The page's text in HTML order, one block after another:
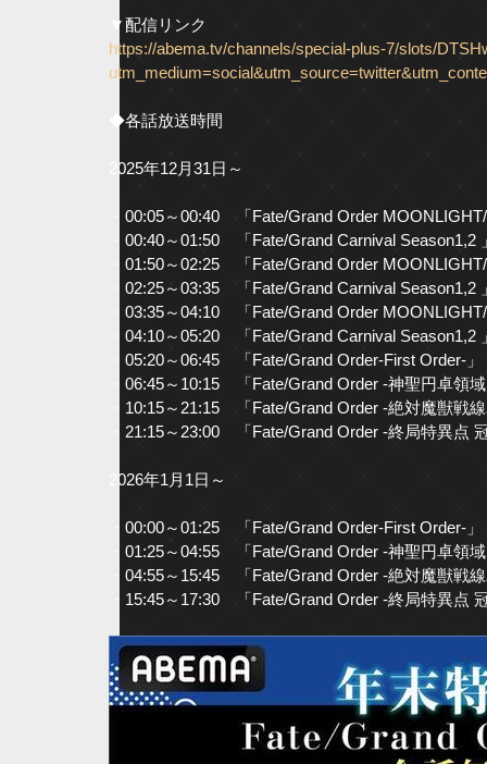
▼配信リンク
https://abema.tv/channels/special-plus-7/slots/
◆各話放送時間
2025年12月31日～
・00:05～00:40 「Fate/Grand Order
・00:40～01:50 「Fate/Grand Carnival Season1,2
・01:50～02:25 「Fate/Grand Order
・02:25～03:35 「Fate/Grand Carnival Season1,2
・03:35～04:10 「Fate/Grand Order
・04:10～05:20 「Fate/Grand Carnival Season1,2
・05:20～06:45 「Fate/Grand Order-First Order-」
・06:45～10:15 「Fate/Grand Order -神聖円卓領
・10:15～21:15 「Fate/Grand Order -絶対魔獣戦
・21:15～23:00 「Fate/Grand Order -終局特異点
2026年1月1日～
・00:00～01:25 「Fate/Grand Order-First Order-」
・01:25～04:55 「Fate/Grand Order -神聖円卓領
・04:55～15:45 「Fate/Grand Order -絶対魔獣戦
・15:45～17:30 「Fate/Grand Order -終局特異点